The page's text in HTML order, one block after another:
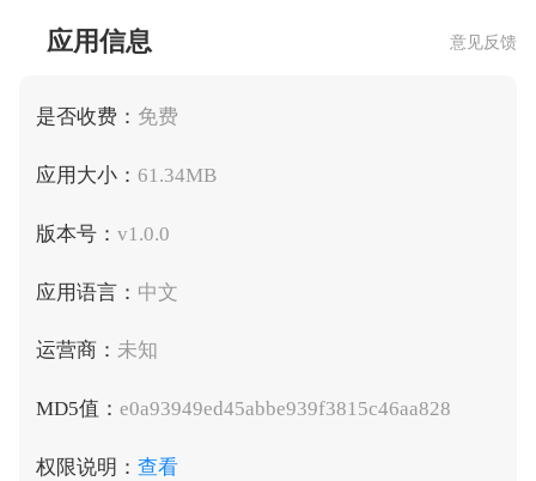
应用信息 意见反馈
是否收费： 免费
应用大小： 61.34MB
版本号： v1.0.0
应用语言： 中文
运营商： 未知
MD5值： e0a93949ed45abbe939f3815c46aa828
权限说明： 查看